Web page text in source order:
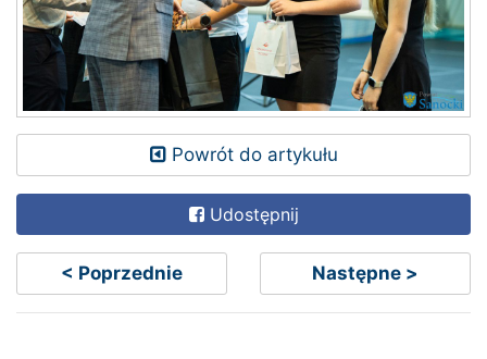
Powrót do artykułu
Udostępnij
< Poprzednie Następne >